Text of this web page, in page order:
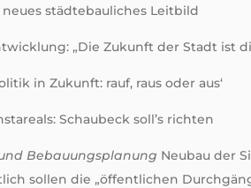
städtebauliches Leitbild
„Die Zukunft der Stadt ist
in Zukunft: rauf, raus oder aus‘
Schaubeck soll’s richten
Bebauungsplanung Neubau der
sollen die „öffentlichen